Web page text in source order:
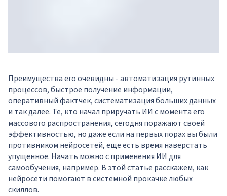
Преимущества его очевидны - автоматизация рутинных
процессов, быстрое получение информации,
оперативный фактчек, систематизация больших данных
и так далее. Те, кто начал приручать ИИ с момента его
массового распространения, сегодня поражают своей
эффективностью, но даже если на первых порах вы были
противником нейросетей, еще есть время наверстать
упущенное. Начать можно с применения ИИ для
самообучения, например. В этой статье расскажем, как
нейросети помогают в системной прокачке любых
скиллов.